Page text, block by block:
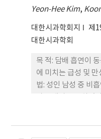
그마 상위 데이터의
관관계를 나타내었
터와 동공크기 3시
.781의 상관관계를
기 3시그마 상위 데
를 보였다. 따라서
시선추적 데이터에
사함을 알 수 있었
장되었다고 판단되
Yeon-Hee Kim,
대한시과학회지 제
대한시과학회
목 적: 담배 흡연이
에 미치는 급성 및
법: 성인 남성 중 비
위하여 흡연자에게